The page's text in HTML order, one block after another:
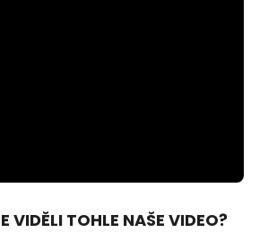
100.00%
VIDĚLI TOHLE NAŠE VIDEO?